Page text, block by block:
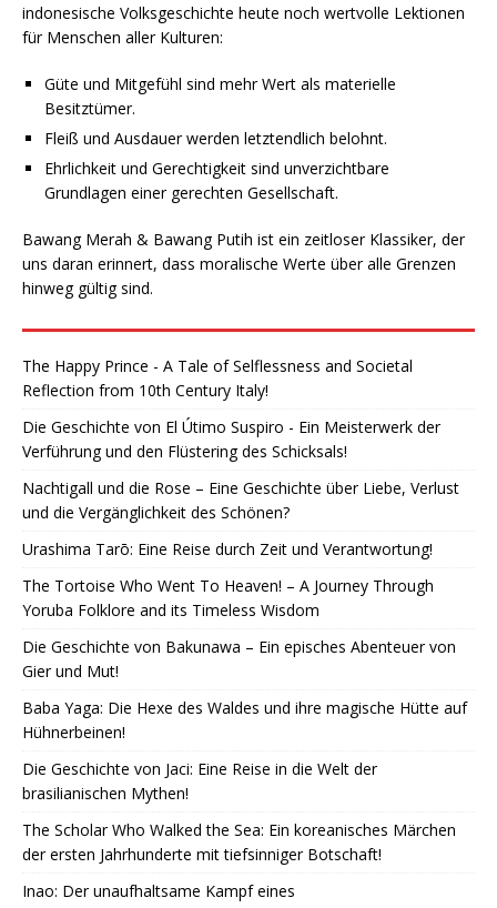
indonesische Volksgeschichte heute noch wertvolle Lektionen
für Menschen aller Kulturen:
Güte und Mitgefühl sind mehr Wert als materielle
Besitztümer.
Fleiß und Ausdauer werden letztendlich belohnt.
Ehrlichkeit und Gerechtigkeit sind unverzichtbare
Grundlagen einer gerechten Gesellschaft.
Bawang Merah & Bawang Putih ist ein zeitloser Klassiker, der
uns daran erinnert, dass moralische Werte über alle Grenzen
hinweg gültig sind.
The Happy Prince - A Tale of Selflessness and Societal
Reflection from 10th Century Italy!
Die Geschichte von El Útimo Suspiro - Ein Meisterwerk der
Verführung und den Flüstering des Schicksals!
Nachtigall und die Rose – Eine Geschichte über Liebe, Verlust
und die Vergänglichkeit des Schönen?
Urashima Tarō: Eine Reise durch Zeit und Verantwortung!
The Tortoise Who Went To Heaven! – A Journey Through
Yoruba Folklore and its Timeless Wisdom
Die Geschichte von Bakunawa – Ein episches Abenteuer von
Gier und Mut!
Baba Yaga: Die Hexe des Waldes und ihre magische Hütte auf
Hühnerbeinen!
Die Geschichte von Jaci: Eine Reise in die Welt der
brasilianischen Mythen!
The Scholar Who Walked the Sea: Ein koreanisches Märchen
der ersten Jahrhunderte mit tiefsinniger Botschaft!
Inao: Der unaufhaltsame Kampf eines